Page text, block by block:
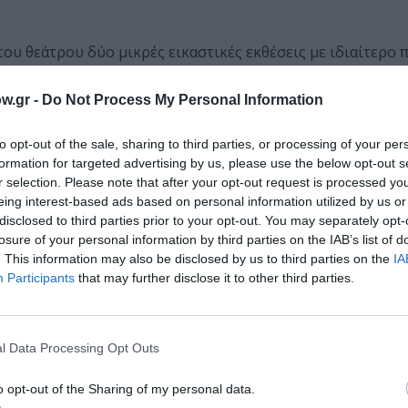
- Do Not Process My Personal Information
opt-out of the sale, sharing to third parties, or processing of your
for targeted advertising by us, please use the below opt-out
selection. Please note that after your opt-out request is processed
interest-based ads based on personal information utilized by us
to third parties prior to your opt-out. You may separately
of your personal information by third parties on the IAB’s list of
This information may also be disclosed by us to third parties on the
Participants that may further disclose it to other third parties.
Data Processing Opt Outs
opt-out of the Sharing of my personal data.
θεάτρου δύο μικρές εικαστικές εκθέσεις με ιδιαίτερο
που “συνομιλούν” με στίχους της ελληνικής hip-hop,
έκθεση«SoulTatoο: Βιογραφικές σωματογραφίες»
Κορδομενίδη , στο πλαίσιο του φεστιβάλ «Παρά
(μέχρι το 2014) σε αυτό το οργανωτικό πλαίσιο.
«Εντευκτήριο»και την υλοποιεί σε συνεργασία με
η Πολιτιστική Εταιρεία. Χορηγός η ΕΥΑΘ.
Κορδομενίδης, υπεύθυνος για όλες τις δράσεις του
καλλιτεχνικό πρόγραμμα επιμελήθηκαν οιΤέλλος